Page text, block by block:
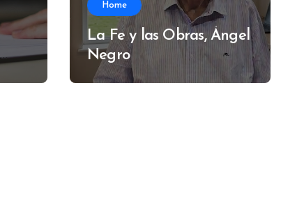
Home
La Fe y las Obras, Ángel
Negro